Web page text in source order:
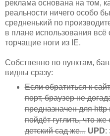
реклама основана на том,
реальности ничего особо
средненький по
в плане использования
торчащие ноги из IE.
Собственно по пунктам,
видны сразу:
Если обратиться к
порт, браузер не
предназначен для
пойдёт гуглить, что
детский сад же... UPD: